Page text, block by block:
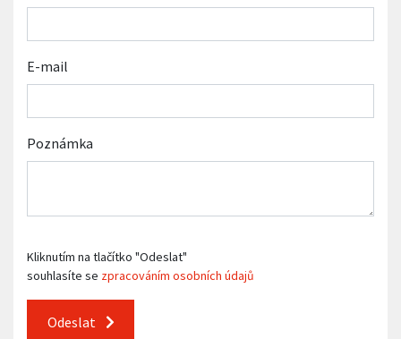
E-mail
Poznámka
Kliknutím na tlačítko "Odeslat"
souhlasíte se zpracováním osobních údajů
Odeslat